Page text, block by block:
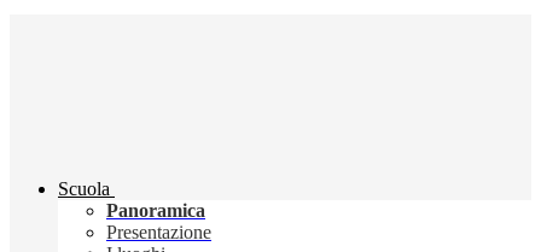
Scuola
Panoramica
Presentazione